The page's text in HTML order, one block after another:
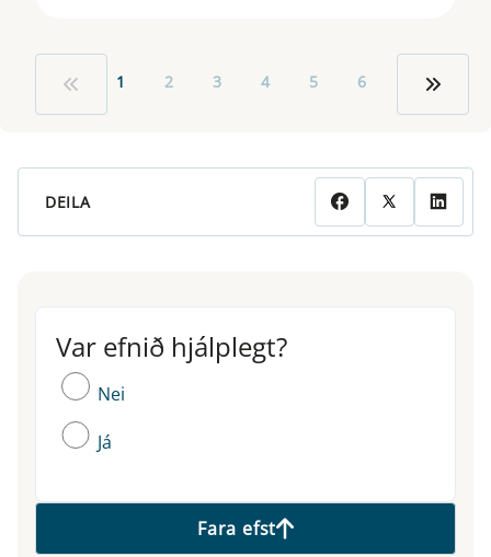
1 2 3 4 5 6
DEILA
Var efnið hjálplegt?
Var efnið hjálplegt?
Nei
Já
Fara efst